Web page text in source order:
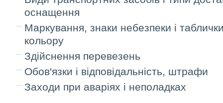
оснащення
Маркування, знаки небезпеки і
кольору
Здійснення перевезень
Обов'язки і відповідальність, штрафи
Заходи при аваріях і неполадках